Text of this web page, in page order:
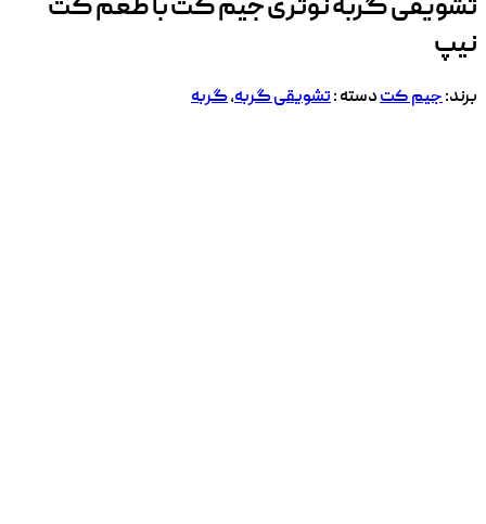
تشویقی گربه نوتری جیم کت با طعم کت
نیپ
برند:جیم کتدسته :تشویقی گربه,گربه